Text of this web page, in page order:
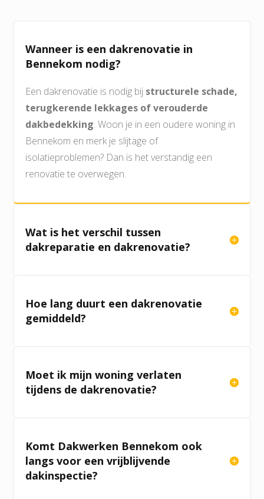
Wanneer is een dakrenovatie in
Bennekom nodig?
Een dakrenovatie is nodig bij structurele schade,
terugkerende lekkages of verouderde
dakbedekking. Woon je in een oudere woning in
Bennekom en merk je slijtage of
isolatieproblemen? Dan is het verstandig een
renovatie te overwegen.
Wat is het verschil tussen
dakreparatie en dakrenovatie?
Hoe lang duurt een dakrenovatie
gemiddeld?
Moet ik mijn woning verlaten
tijdens de dakrenovatie?
Komt Dakwerken Bennekom ook
langs voor een vrijblijvende
dakinspectie?